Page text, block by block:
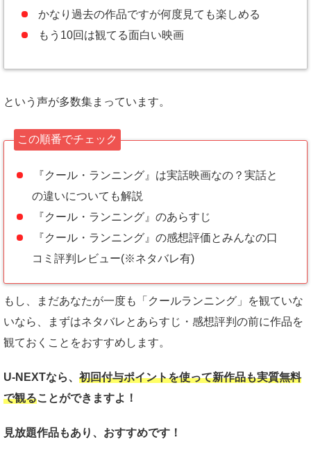
かなり過去の作品ですが何度見ても楽しめる
もう10回は観てる面白い映画
という声が多数集まっています。
この順番でチェック
『クール・ランニング』は実話映画なの？実話と
の違いについても解説
『クール・ランニング』のあらすじ
『クール・ランニング』の感想評価とみんなの口
コミ評判レビュー(※ネタバレ有)
もし、まだあなたが一度も「クールランニング」を観ていな
いなら、まずはネタバレとあらすじ・感想評判の前に作品を
観ておくことをおすすめします。
U-NEXTなら、 初回付与ポイントを使って新作品も実質無料
で観ることができますよ！
見放題作品もあり、おすすめです！